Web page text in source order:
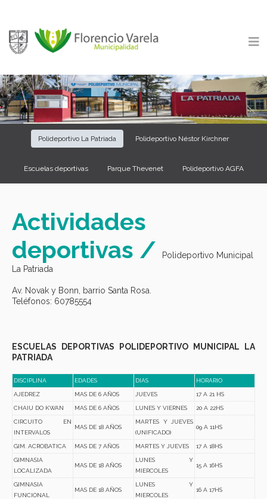
Polideportivo La Patriada Polideportivo Néstor Kirchner
Escuelas deportivas Parque Thevenet Polideportivo AGFA
Actividades
deportivas /
Polideportivo Municipal
La Patriada
Av. Novak y Bonn, barrio Santa Rosa.
Teléfonos: 60785554
ESCUELAS DEPORTIVAS POLIDEPORTIVO MUNICIPAL LA
PATRIADA
DISCIPLINA EDADES DIAS HORARIO
AJEDREZ MAS DE 6 AÑOS JUEVES 17 A 21 HS
CHAIU DO KWAN MAS DE 6 AÑOS LUNES Y VIERNES 20 A 22HS
CIRCUITO EN
INTERVALOS
MAS DE 18 AÑOS
MARTES Y JUEVES
(UNIFICADO)
09 A 11HS
GIM. ACROBATICA MAS DE 7 AÑOS MARTES Y JUEVES 17 A 18HS
GIMNASIA
LOCALIZADA
MAS DE 18 AÑOS
LUNES Y
MIERCOLES
15 A 16HS
GIMNASIA
FUNCIONAL
MAS DE 18 AÑOS
LUNES Y
MIERCOLES
16 A 17HS